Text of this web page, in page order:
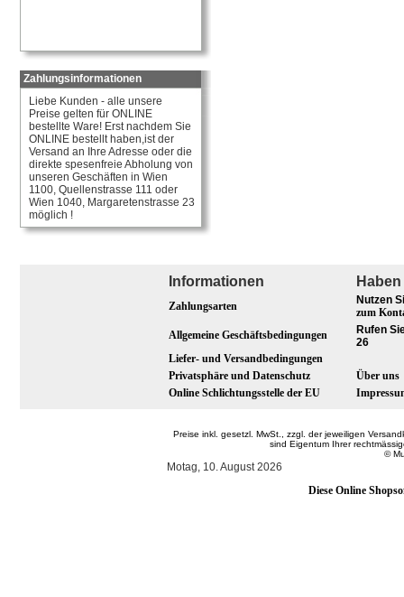
Zahlungsinformationen
Liebe Kunden - alle unsere
Preise gelten für ONLINE
bestellte Ware! Erst nachdem Sie
ONLINE bestellt haben,ist der
Versand an Ihre Adresse oder die
direkte spesenfreie Abholung von
unseren Geschäften in Wien
1100, Quellenstrasse 111 oder
Wien 1040, Margaretenstrasse 23
möglich !
Informationen
Zahlungsarten
Nutzen
zum
Allgemeine Geschäftsbedingungen
Rufen
26
Liefer- und Versandbedingungen
Privatsphäre und Datenschutz
Über uns
Online Schlichtungsstelle der EU
Preise inkl. gesetzl. MwSt., zzgl. der jeweiligen
sind Eigentum Ihrer
©
Motag, 10. August 2026
Diese Online